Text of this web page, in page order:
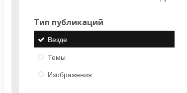
Тип публикаций
Везде
Темы
Изображения